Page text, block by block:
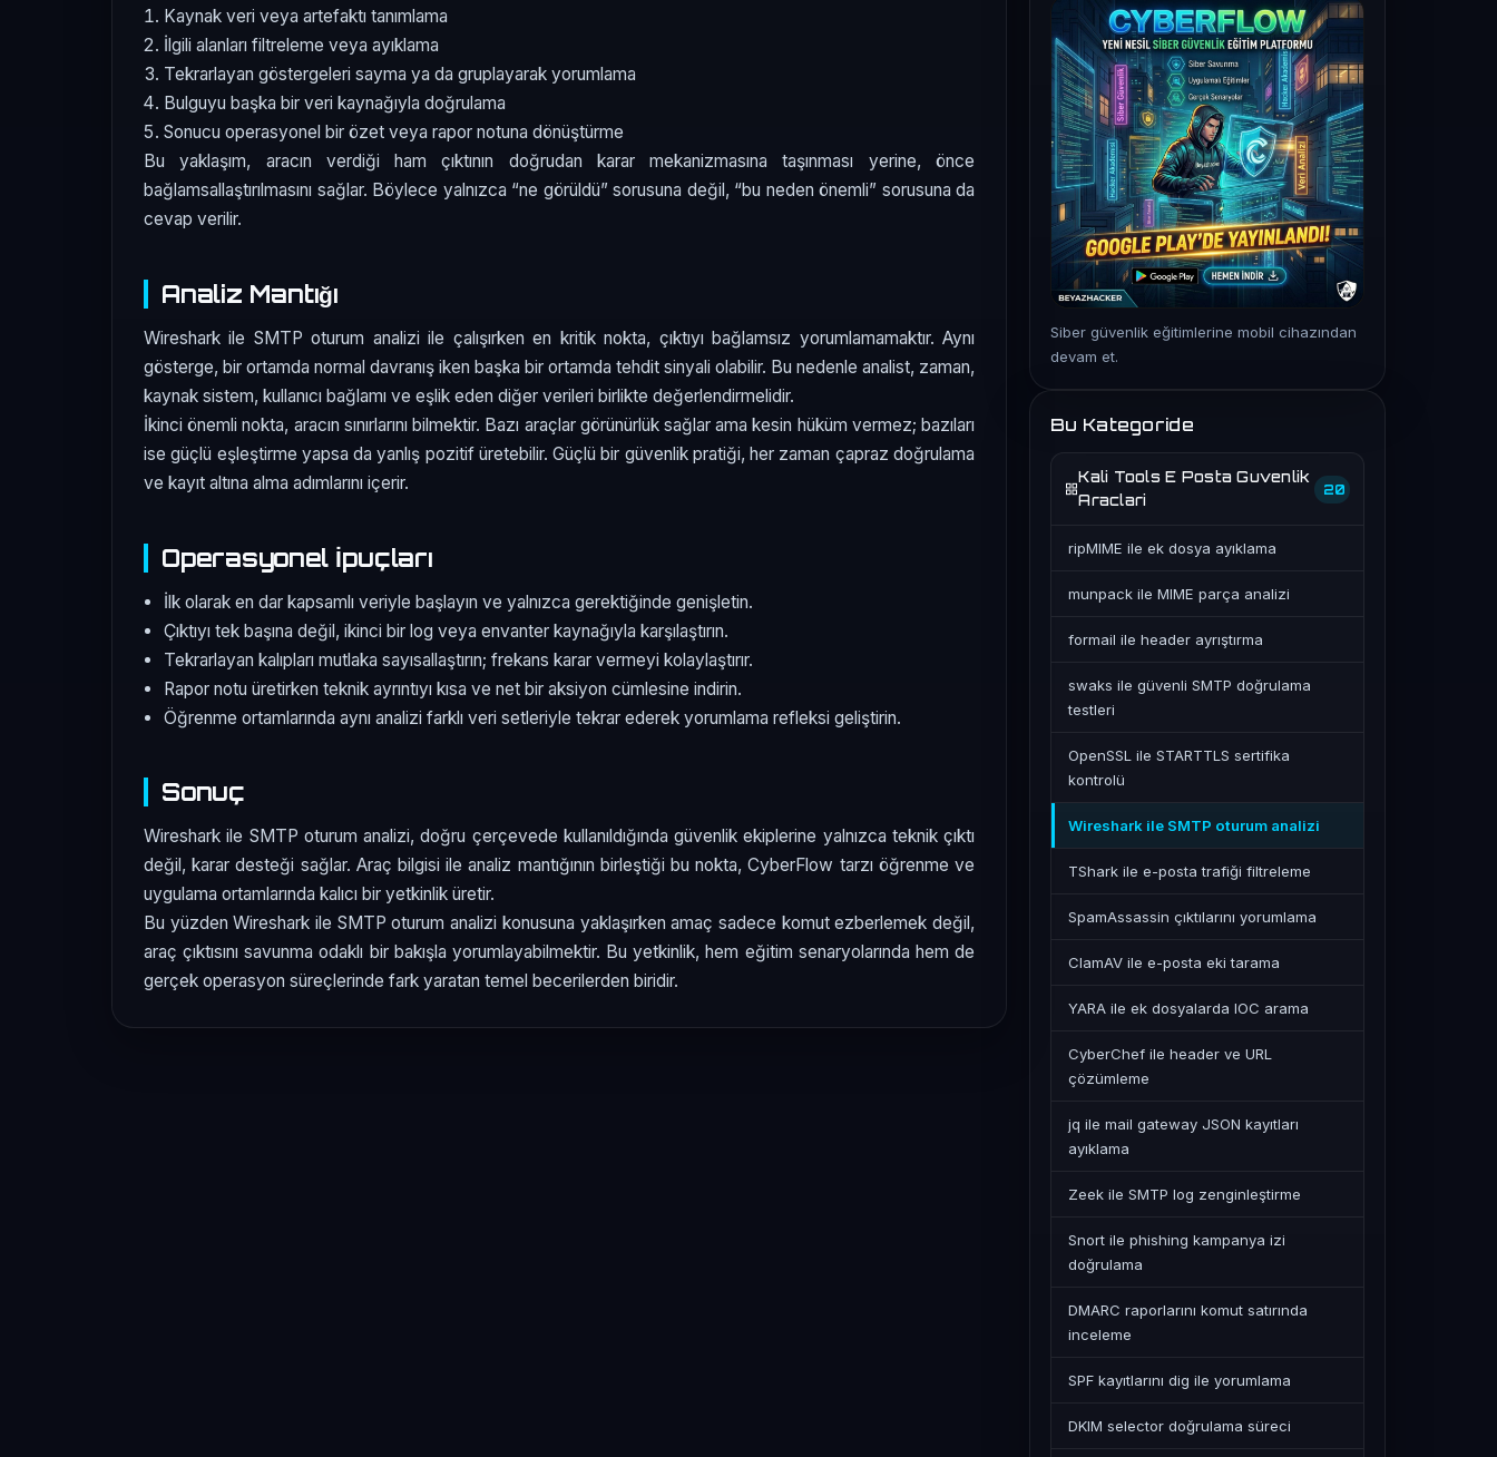
Kaynak veri veya artefaktı tanımlama
İlgili alanları filtreleme veya ayıklama
Tekrarlayan göstergeleri sayma ya da gruplayarak yorumlama
Bulguyu başka bir veri kaynağıyla doğrulama
Sonucu operasyonel bir özet veya rapor notuna dönüştürme
Bu yaklaşım, aracın verdiği ham çıktının doğrudan karar mekanizmasına taşınması yerine, önce
bağlamsallaştırılmasını sağlar. Böylece yalnızca “ne görüldü” sorusuna değil, “bu neden önemli” sorusuna da
cevap verilir.
Analiz Mantığı
Wireshark ile SMTP oturum analizi ile çalışırken en kritik nokta, çıktıyı bağlamsız yorumlamamaktır. Aynı
gösterge, bir ortamda normal davranış iken başka bir ortamda tehdit sinyali olabilir. Bu nedenle analist, zaman,
kaynak sistem, kullanıcı bağlamı ve eşlik eden diğer verileri birlikte değerlendirmelidir.
İkinci önemli nokta, aracın sınırlarını bilmektir. Bazı araçlar görünürlük sağlar ama kesin hüküm vermez; bazıları
ise güçlü eşleştirme yapsa da yanlış pozitif üretebilir. Güçlü bir güvenlik pratiği, her zaman çapraz doğrulama
ve kayıt altına alma adımlarını içerir.
Operasyonel İpuçları
İlk olarak en dar kapsamlı veriyle başlayın ve yalnızca gerektiğinde genişletin.
Çıktıyı tek başına değil, ikinci bir log veya envanter kaynağıyla karşılaştırın.
Tekrarlayan kalıpları mutlaka sayısallaştırın; frekans karar vermeyi kolaylaştırır.
Rapor notu üretirken teknik ayrıntıyı kısa ve net bir aksiyon cümlesine indirin.
Öğrenme ortamlarında aynı analizi farklı veri setleriyle tekrar ederek yorumlama refleksi geliştirin.
Sonuç
Wireshark ile SMTP oturum analizi, doğru çerçevede kullanıldığında güvenlik ekiplerine yalnızca teknik çıktı
değil, karar desteği sağlar. Araç bilgisi ile analiz mantığının birleştiği bu nokta, CyberFlow tarzı öğrenme ve
uygulama ortamlarında kalıcı bir yetkinlik üretir.
Bu yüzden Wireshark ile SMTP oturum analizi konusuna yaklaşırken amaç sadece komut ezberlemek değil,
araç çıktısını savunma odaklı bir bakışla yorumlayabilmektir. Bu yetkinlik, hem eğitim senaryolarında hem de
gerçek operasyon süreçlerinde fark yaratan temel becerilerden biridir.
Siber güvenlik eğitimlerine mobil cihazından
devam et.
Bu Kategoride
Kali Tools E Posta Guvenlik
Araclari
20
ripMIME ile ek dosya ayıklama
munpack ile MIME parça analizi
formail ile header ayrıştırma
swaks ile güvenli SMTP doğrulama
testleri
OpenSSL ile STARTTLS sertifika
kontrolü
Wireshark ile SMTP oturum analizi
TShark ile e-posta trafiği filtreleme
SpamAssassin çıktılarını yorumlama
ClamAV ile e-posta eki tarama
YARA ile ek dosyalarda IOC arama
CyberChef ile header ve URL
çözümleme
jq ile mail gateway JSON kayıtları
ayıklama
Zeek ile SMTP log zenginleştirme
Snort ile phishing kampanya izi
doğrulama
DMARC raporlarını komut satırında
inceleme
SPF kayıtlarını dig ile yorumlama
DKIM selector doğrulama süreci